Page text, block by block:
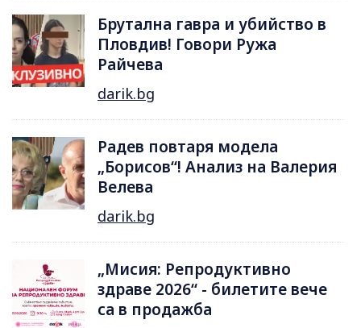
Брутална гавра и убийство в
Пловдив! Говори Ружа
Райчева
darik.bg
Радев повтаря модела
„Борисов“! Анализ на Валерия
Велева
darik.bg
„Мисия: Репродуктивно
здраве 2026“ - билетите вече
са в продажба